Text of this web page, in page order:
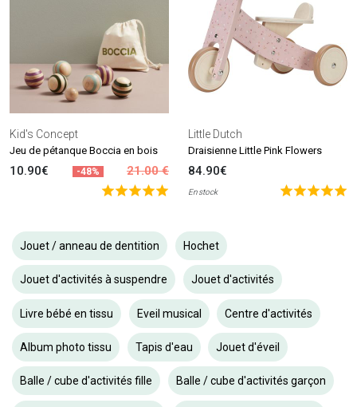
Kid's Concept
Jeu de pétanque Boccia en bois
10.90€ -48% 21.00 €
Little Dutch
Draisienne Little Pink Flowers
84.90€
En stock
Jouet / anneau de dentition Hochet
Jouet d'activités à suspendre Jouet d'activités
Livre bébé en tissu Eveil musical Centre d'activités
Album photo tissu Tapis d'eau Jouet d'éveil
Balle / cube d'activités fille Balle / cube d'activités garçon